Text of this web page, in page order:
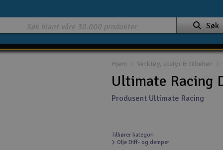
Søk
Hjem Verktøy, utstyr & tilbehør
Ultimate Racing
Produsent Ultimate Racing
Tilhører kategori
Olje Diff- og demper